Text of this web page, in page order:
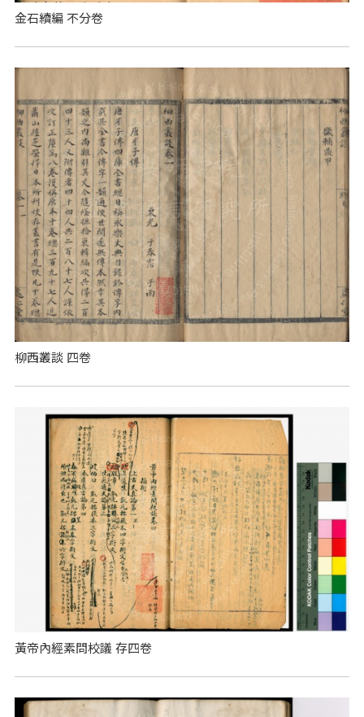
金石續編 不分卷
柳西叢談 四卷
黃帝內經素問校議 存四卷